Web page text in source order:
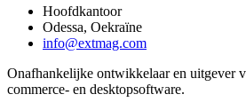
Hoofdkantoor
Odessa, Oekraïne
info@extmag.com
Onafhankelijke ontwikkelaar en uitgever
commerce- en desktopsoftware.